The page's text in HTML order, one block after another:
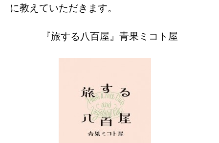
に教えていただきます。
『旅する八百屋』青果ミコト屋